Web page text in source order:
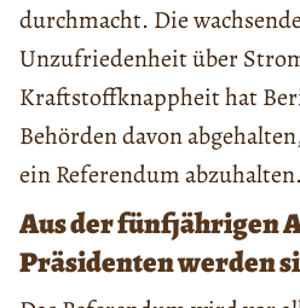
durchmacht. Die
Unzufriedenheit über
Kraftstoffknappheit hat
Behörden davon
ein Referendum abzuhalten.
Aus der fünfjährigen
Präsidenten werden